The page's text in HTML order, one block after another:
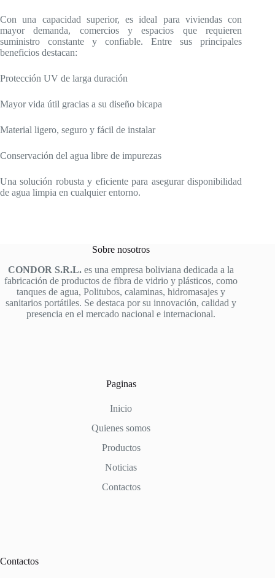
Con una capacidad superior, es ideal para viviendas con
mayor demanda, comercios y espacios que requieren
suministro constante y confiable. Entre sus principales
beneficios destacan:
Protección UV de larga duración
Mayor vida útil gracias a su diseño bicapa
Material ligero, seguro y fácil de instalar
Conservación del agua libre de impurezas
Una solución robusta y eficiente para asegurar disponibilidad
de agua limpia en cualquier entorno.
Sobre nosotros
CONDOR S.R.L. es una empresa boliviana dedicada a la
fabricación de productos de fibra de vidrio y plásticos, como
tanques de agua, Politubos, calaminas, hidromasajes y
sanitarios portátiles. Se destaca por su innovación, calidad y
presencia en el mercado nacional e internacional.
Paginas
Inicio
Quienes somos
Productos
Noticias
Contactos
Contactos